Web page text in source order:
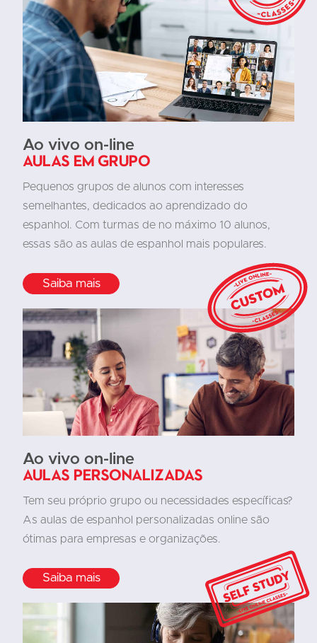
Ao vivo on-line
Aulas em grupo
Pequenos grupos de alunos com interesses
semelhantes, dedicados ao aprendizado do
espanhol. Com turmas de no máximo 10 alunos,
essas são as aulas de espanhol mais populares.
Saiba mais
Ao vivo on-line
Aulas personalizadas
Tem seu próprio grupo ou necessidades específicas?
As aulas de espanhol personalizadas online são
ótimas para empresas e organizações.
Saiba mais